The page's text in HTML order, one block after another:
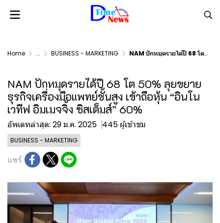
Home ... BUSINESS - MARKETING NAM ปักหมุดรายได้ปี 68 โต 50% ลุยขยายธุรกิจเครื่องมือแพทย์ชั้นสูง เข้าถือหุ้น “อินโนเวทีฟ อิมเมจจิ้ง ซิสเต็มส์” 60%
NAM ปักหมุดรายได้ปี 68 โต 50% ลุยขยาย
ธุรกิจเครื่องมือแพทย์ชั้นสูง เข้าถือหุ้น “อินโน
เวทีฟ อิมเมจจิ้ง ซิสเต็มส์” 60%
อัพเดทล่าสุด: 29 ม.ค. 2025 445 ผู้เข้าชม
BUSINESS - MARKETING
แชร์